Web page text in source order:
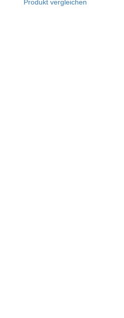
Produkt vergleichen